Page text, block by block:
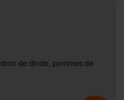
de dinde, pommes de